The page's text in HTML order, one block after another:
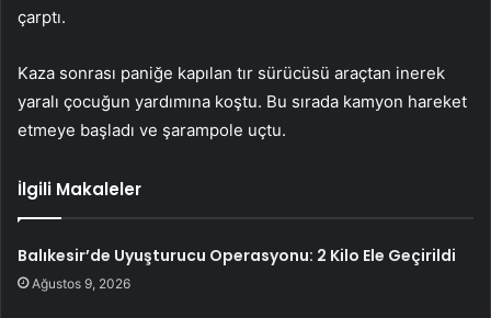
çarptı.
Kaza sonrası paniğe kapılan tır sürücüsü araçtan inerek
yaralı çocuğun yardımına koştu. Bu sırada kamyon hareket
etmeye başladı ve şarampole uçtu.
İlgili Makaleler
Balıkesir’de Uyuşturucu Operasyonu: 2 Kilo Ele Geçirildi
Ağustos 9, 2026